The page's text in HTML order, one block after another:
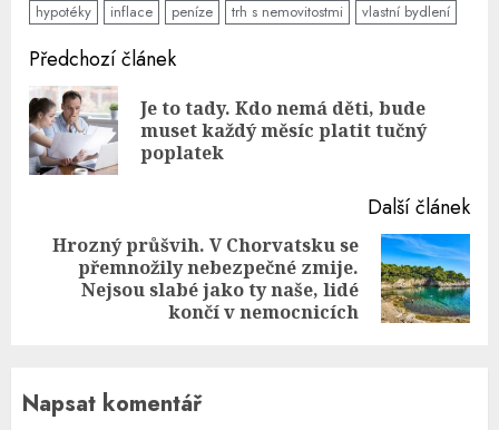
hypotéky
inflace peníze trh s nemovitostmi vlastní bydlení
Continue
Reading
Předchozí článek
Je to tady. Kdo nemá děti, bude
muset každý měsíc platit tučný
poplatek
Další článek
Hrozný průšvih. V Chorvatsku se
přemnožily nebezpečné zmije.
Nejsou slabé jako ty naše, lidé
končí v nemocnicích
Napsat komentář